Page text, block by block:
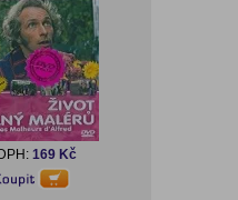
169 Kč